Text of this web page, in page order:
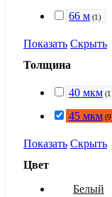
66 м (1 )
Показать Скрыть
Толщина
40 мкм (1
45 мкм (9
Показать Скрыть
Цвет
Белый